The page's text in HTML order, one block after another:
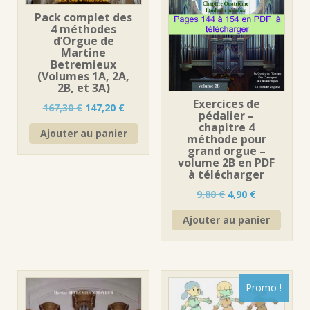
Pack complet des
4 méthodes
d’Orgue de
Martine
Betremieux
(Volumes 1A, 2A,
2B, et 3A)
167,30€ Le
prix
initial
était :
147,20 €Le
prix
actuel
est :
Ajouter au panier
Exercices de
pédalier –
chapitre 4
méthode pour
grand orgue –
volume 2B en PDF
à télécharger
9,80€ Le
prix
initial
était :
4,90 €Le
prix
actuel
est :
Ajouter au panier
Promo !